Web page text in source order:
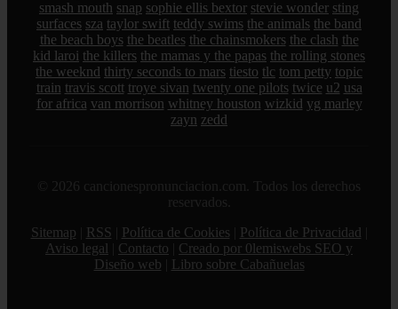
smash mouth snap sophie ellis bextor stevie wonder sting
surfaces sza taylor swift teddy swims the animals the band
the beach boys the beatles the chainsmokers the clash the
kid laroi the killers the mamas y the papas the rolling stones
the weeknd thirty seconds to mars tiesto tlc tom petty topic
train travis scott troye sivan twenty one pilots twice u2 usa
for africa van morrison whitney houston wizkid yg marley
zayn zedd
© 2026 cancionespronunciacion.com. Todos los derechos
reservados.
Sitemap
RSS Política de Cookies Política de Privacidad
Aviso legal
Contacto
Creado por 0lemiswebs SEO y
Diseño web
Libro sobre Cabañuelas